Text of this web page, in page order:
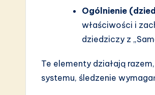
Ogólnienie
właściwości i
dziedziczy z
Te elementy działają
systemu, śledzenie